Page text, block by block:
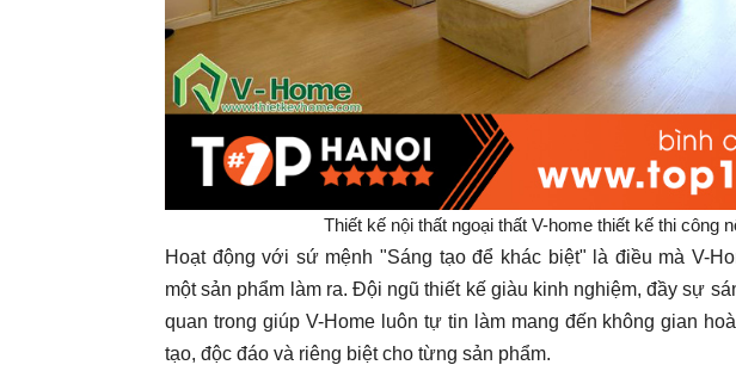
Thiết kế nội thất ngoại thất V-home thiết kế thi công
Hoạt động với sứ mệnh "Sáng tạo để khác biệt" là điều mà V-
một sản phẩm làm ra. Đội ngũ thiết kế giàu kinh nghiệm, đầy sự
quan trong giúp V-Home luôn tự tin làm mang đến không gian
tạo, độc đáo và riêng biệt cho từng sản phẩm.